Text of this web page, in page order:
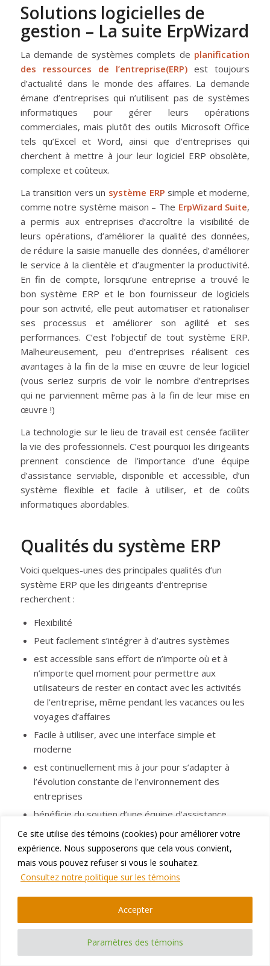
Ce site utilise des témoins (cookies) pour améliorer votre
expérience. Nous supposerons que cela vous convient,
mais vous pouvez refuser si vous le souhaitez.
Consultez notre politique sur les témoins
Paramètres des témoins
Accepter
Solutions logicielles de
gestion – La suite ErpWizard
La demande de systèmes complets de planification
des ressources de l’entreprise(ERP) est toujours
d’actualité dans le monde des affaires. La demande
émane d’entreprises qui n’utilisent pas de systèmes
informatiques pour gérer leurs opérations
commerciales, mais plutôt des outils Microsoft Office
tels qu’Excel et Word, ainsi que d’entreprises qui
cherchent à mettre à jour leur logiciel ERP obsolète,
complexe et coûteux.
La transition vers un système ERP simple et moderne,
comme notre système maison – The ErpWizard Suite,
a permis aux entreprises d’accroître la visibilité de
leurs opérations, d’améliorer la qualité des données,
de réduire la saisie manuelle des données, d’améliorer
le service à la clientèle et d’augmenter la productivité.
En fin de compte, lorsqu’une entreprise a trouvé le
bon système ERP et le bon fournisseur de logiciels
pour son activité, elle peut automatiser et rationaliser
ses processus et améliorer son agilité et ses
performances. C’est l’objectif de tout système ERP.
Malheureusement, peu d’entreprises réalisent ces
avantages à la fin de la mise en œuvre de leur logiciel
(vous seriez surpris de voir le nombre d’entreprises
qui ne parviennent même pas à la fin de leur mise en
œuvre !)
La technologie sur le lieu de travail est censée faciliter
la vie des professionnels. C’est pourquoi les dirigeants
prennent conscience de l’importance d’une équipe
d’assistance serviable, disponible et accessible, d’un
système flexible et facile à utiliser, et de coûts
informatiques abordables.
Qualités du système ERP
Voici quelques-unes des principales qualités d’un
système ERP que les dirigeants d’entreprise
recherchent :
Flexibilité
Peut facilement s’intégrer à d’autres systèmes
est accessible sans effort de n’importe où et à
n’importe quel moment pour permettre aux
utilisateurs de rester en contact avec les activités
de l’entreprise, même pendant les vacances ou les
voyages d’affaires
Facile à utiliser, avec une interface simple et
moderne
est continuellement mis à jour pour s’adapter à
l’évolution constante de l’environnement des
entreprises
bénéficie du soutien d’une équipe d’assistance
informatique disponible et accessible
C’est abordable !
Cette année, nous avons été particulièrement
nouvellement améliorée. Désormais, avec sa nouvelle
interface moderne et élégante, les utilisateurs finaux
prendront plaisir à utiliser un système ERP. Il est grand
temps que les entreprises abandonnent ces systèmes